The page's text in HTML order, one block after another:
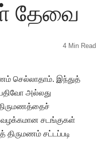
தேவை
4 Min Read
செல்லாதாம். இந்துத்
அல்லது
வழக்கமான சடங்குகள்
திருமணம் சட்டப்படி